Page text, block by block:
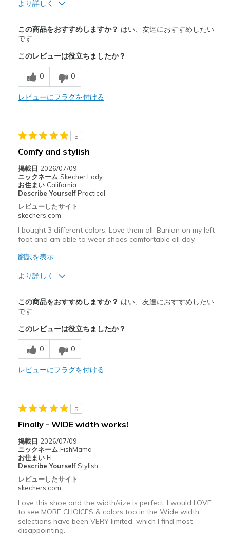
より詳しく
Attractive Design
Breathe Well
Comfortable
Durable
Casual Wear
Travel
Width
Feels true to width
Sizing
この商品をおすすめしますか？ はい、友達におすすめしたい
です
このレビューは役立ちましたか？
0 0
レビューにフラグを付ける
5
Comfy and stylish
掲載日 2026/07/09
ニックネーム Skecher Lady
お住まい California
Describe Yourself Practical
レビューしたサイト
skechers.com
I bought 3 different colors. Love them all. Bunion on my left
foot and am able to wear shoes comfortable all day.
翻訳を表示
より詳しく
Breathe Well
Comfortable
Stylish
以下に最適
Travel
Width
Feels true to width
Sizing
View On Shoes
Shoes are for Wearing
この商品をおすすめしますか？ はい、友達におすすめしたい
です
このレビューは役立ちましたか？
0 0
レビューにフラグを付ける
5
Finally - WIDE width works!
掲載日 2026/07/09
ニックネーム FishMama
お住まい FL
Describe Yourself Stylish
レビューしたサイト
skechers.com
Love this shoe and the width/size is perfect. I would LOVE
to see MORE CHOICES & colors too in the Wide width,
selections have been VERY limited, which I find most
disappointing.